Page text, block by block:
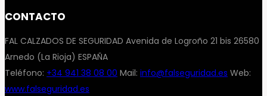
CONTACTO
FAL CALZADOS DE SEGURIDAD Avenida de Logroño 21 bis 26580
Arnedo (La Rioja) ESPAÑA
Teléfono: +34 941 38 08 00 Mail: info@falseguridad.es Web:
www.falseguridad.es